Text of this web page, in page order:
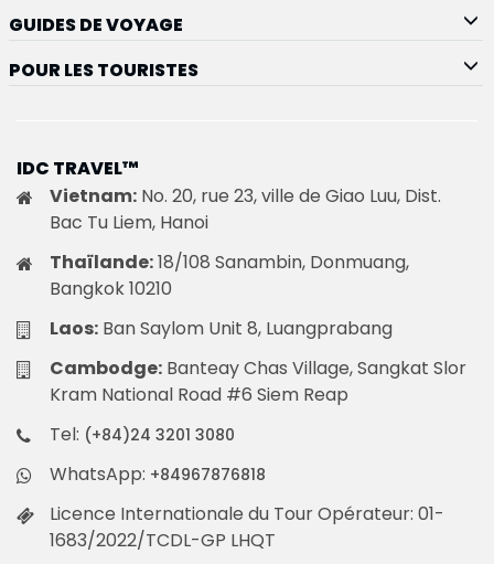
GUIDES DE VOYAGE
POUR LES TOURISTES
IDC TRAVEL™
Vietnam: No. 20, rue 23, ville de Giao Luu, Dist.
Bac Tu Liem, Hanoi
Thaïlande:18/108 Sanambin, Donmuang,
Bangkok 10210
Laos: Ban Saylom Unit 8, Luangprabang
Cambodge: Banteay Chas Village, Sangkat Slor
Kram National Road #6 Siem Reap
Tel: (+84)24 3201 3080
WhatsApp: +84967876818
Licence Internationale du Tour Opérateur: 01-
1683/2022/TCDL-GP LHQT